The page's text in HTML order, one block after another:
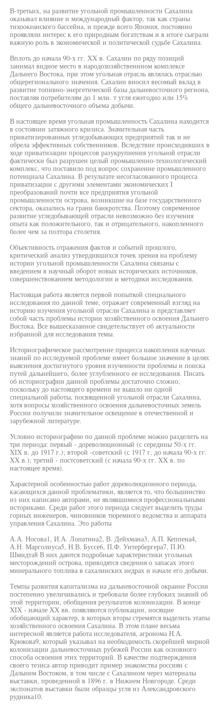
В-третьих, на развитие угольной промышленности Сахалина
оказывал влияние и международный фактор, так как страны
тихоокеанского бассейна, и прежде всего Япония, постоянно
проявляли интерес к его природным богатствам и в итоге сыграли
важную роль в экономической и политической судьбе Сахалина.
Вплоть до начала 90-х гг. XX в. Сахалин по ряду позиций
занимал видное место в народохозяйственнном комплексе
Дальнего Востока, при этом угольная отрасль являлась отраслью
общерегионального значения. Сахалин вносил весомый вклад в
развитие топивно-энергетической базы дальневосточного региона,
поставляя потребителям до 1 млн. т угля ежегодно или 15%
общего дальневосточного объема добычи.
В настоящее время угольная промышленность Сахалина находится
в состоянии затяжного кризиса. Значительная часть
приватизированных угледобывающих предприятий так и не
обрела эффективных собственников. Вследствие происходивших в
ходе приватизации процессов разукрупнения угольной отрасли
фактически был разрушен целый промышленно-технологический
комплекс, что поставило под вопрос сохранение промышленного
потенциала Сахалина. В результате несогласованного процесса
приватизации с другими элементами экономических I
преобразований почти все предприятия угольной
промышленности острова, возникшие на базе государственного
сектора, оказались на грани банкротства. Поэтому современное
развитие угледобывающей отрасли невозможно без изучения
опыта как положительного, так и отрицательного, накопленного
более чем за полтора столетия.
Объективность отражения фактов и событий прошлого,
критический анализ утвердившихся точек зрения на проблему
истории угольной промышленности Сахалина связаны с
введением в научный оборот новых исторических источников,
совершенствованием методологии и методики исследования.
Настоящая работа является первой попыткой специального
исследования по данной теме, отражает современный взгляд на
историю изучения угольной отрасли Сахалина и представляет
собой часть проблемы истории хозяйственного освоения Дальнего
Востока. Все вышесказанное свидетельствует об актуальности
избранной для исследования темы.
Историографическое рассмотрение процесса накопления научных
знаний по исследуемой проблеме имеет большое значение в целях
выяснения достигнутого уровня изученности проблемы и поиска
путей дальнейшего, более углубленного ее исследования. Писать
об историографии данной проблемы достаточно сложно,
поскольку до настоящего времени не вышло ни одной
специальной работы, посвященной угольной отрасли Сахалина,
хотя вопросы хозяйственного освоения дальневосточных земель
России получили значительное освещение в отечественной и
зарубежной литературе.
Условно историографию по данной проблеме можно разделить на
три периода: первый - дореволюционный (с середины 50-х гг.
XIX в. до 1917 г.); второй -советский (с 1917 г. до начала 90-х гг.
XX в.); третий - постсоветский (с начала 90-х гг. XX в. по
настоящее время).
Характерной особенностью работ дореволюционного периода,
касающихся данной проблематики, является то, что большинство
из них написано авторами, не являвшимися профессиональными
историками. Среди работ этого периода следует выделить труды
горных инженеров, чиновников тюремного ведомства и аппарата
управления Сахалина. Это работы
А.А. Носова1, И.А. Лопатина2, В. Дейхмана3, А.П. Кеппена4,
А.Н. Марголиуса5, Н.В. Буссе6, П.Ф. Унтербергера7, П.Ю.
Шмидта8 В них даются подробные характеристики угольных
месторождений острова, приводятся сведения о запасах этого
минерального топлива в сахалинских недрах и начале его добычи.
Темпы развития капитализма на дальневосточной окраине России
постепенно увеличивались и требовали более глубоких знаний об
этой территории, обобщения результатов колонизации. В конце
XIX - начале XX вв. появляются публикации, носящие
обобщающий характер, в которых вторы стремятся выделить этапы
хозяйственного освоения Сахалина. В этом плане весьма
интересной является работа исследователя, агронома Н.А.
Крюкова9, который указывал на необходимость скорейшей мирной
колонизации дальневосточных рубежей России как основного
способа освоения этих территорий. В качестве подтверждения
своего тезиса автор приводит пример знакомства россиян с
Дальним Востоком, в том числе с Сахалином через материалы
выставки, проведенной в 1896 г. в Нижнем Новгороде. Среди
экспонатов выставки были образцы угля из Александровского
рудника10.